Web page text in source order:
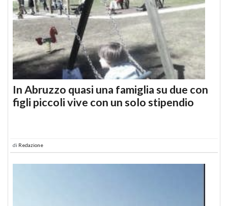
In Abruzzo quasi una famiglia su due con
figli piccoli vive con un solo stipendio
di Redazione